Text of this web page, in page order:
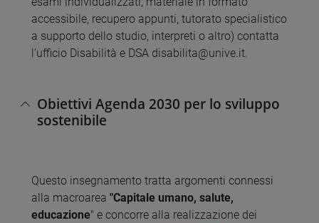
accessibile, recupero appunti, tutorato specialistico
a supporto dello studio, interpreti o altro) contatta
l’ufficio Disabilità e DSA disabilita@unive.it.
Obiettivi Agenda 2030 per lo sviluppo
sostenibile
Questo insegnamento tratta argomenti connessi
alla macroarea "Capitale umano, salute,
educazione" e concorre alla realizzazione dei